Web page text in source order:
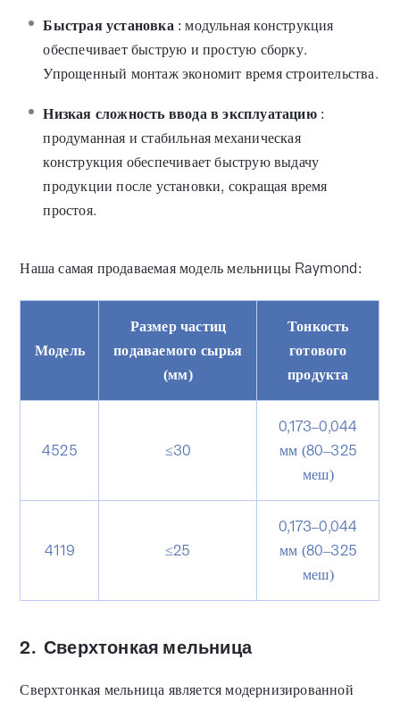
Быстрая установка: модульная конструкция
обеспечивает быструю и простую сборку.
Упрощенный монтаж экономит время строительства.
Низкая сложность ввода в эксплуатацию:
продуманная и стабильная механическая
конструкция обеспечивает быструю выдачу
продукции после установки, сокращая время
простоя.
Наша самая продаваемая модель мельницы Raymond:
Модель
Размер частиц
подаваемого сырья
(мм)
Тонкость
готового
продукта
4525 ≤30
0,173–0,044
мм (80–325
меш)
4119 ≤25
0,173–0,044
мм (80–325
меш)
2. Сверхтонкая мельница
Сверхтонкая мельница является модернизированной